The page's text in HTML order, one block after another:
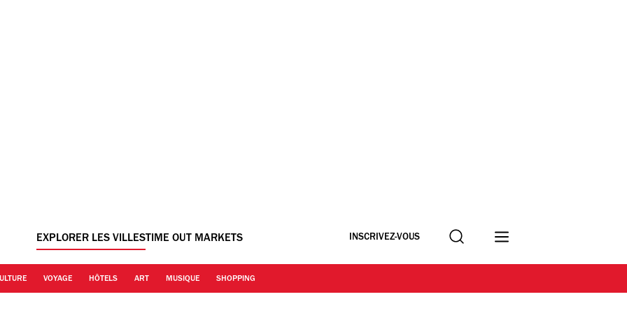
EXPLORER LES VILLESTIME OUT MARKETS INSCRIVEZ-VOUS Recherche
VOYAGE HÔTELS ART MUSIQUE SHOPPING